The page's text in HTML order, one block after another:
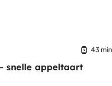
43 min
snelle appeltaart